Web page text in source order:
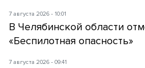
7 августа 2026 - 10:01
В Челябинской области
«Беспилотная опасность»
7 августа 2026 - 09:41